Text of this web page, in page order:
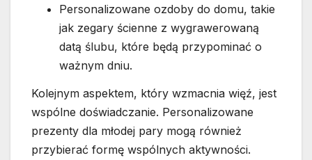
Personalizowane ozdoby do domu, takie
jak zegary ścienne z wygrawerowaną
datą ślubu, które będą przypominać o
ważnym dniu.
Kolejnym aspektem, który wzmacnia więź, jest
wspólne doświadczanie. Personalizowane
prezenty dla młodej pary mogą również
przybierać formę wspólnych aktywności.